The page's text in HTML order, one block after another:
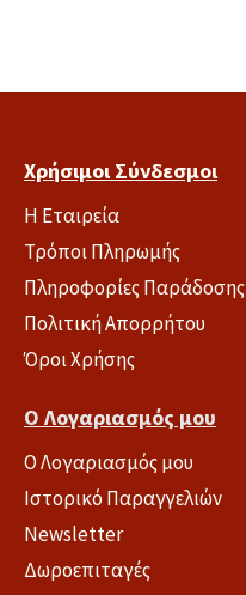
Χρήσιμοι Σύνδεσμοι
Η Εταιρεία
Τρόποι Πληρωμής
Πληροφορίες Παράδοσης
Πολιτική Απορρήτου
Όροι Χρήσης
Ο Λογαριασμός μου
Ο Λογαριασμός μου
Ιστορικό Παραγγελιών
Newsletter
Δωροεπιταγές